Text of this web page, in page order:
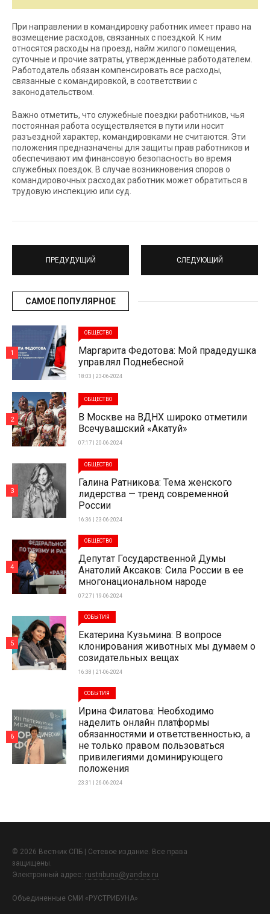
При направлении в командировку работник имеет право на
возмещение расходов, связанных с поездкой. К ним
относятся расходы на проезд, найм жилого помещения,
суточные и прочие затраты, утвержденные работодателем.
Работодатель обязан компенсировать все расходы,
связанные с командировкой, в соответствии с
законодательством.
Важно отметить, что служебные поездки работников, чья
постоянная работа осуществляется в пути или носит
разъездной характер, командировками не считаются. Эти
положения предназначены для защиты прав работников и
обеспечивают им финансовую безопасность во время
служебных поездок. В случае возникновения споров о
командировочных расходах работник может обратиться в
трудовую инспекцию или суд.
ПРЕДУДУЩИЙ СЛЕДУЮЩИЙ
САМОЕ ПОПУЛЯРНОЕ
ОБЩЕСТВО
Маргарита Федотова: Мой прадедушка
управлял Поднебесной
18:03 | 23-06-2024
1
ОБЩЕСТВО
В Москве на ВДНХ широко отметили
Всечувашский «Акатуй»
07:17 | 20-06-2024
2
ОБЩЕСТВО
Галина Ратникова: Тема женского
лидерства — тренд современной
России
16:36 | 23-06-2024
3
ОБЩЕСТВО
Депутат Государственной Думы
Анатолий Аксаков: Сила России в ее
многонациональном народе
07:27 | 19-06-2024
4
СОБЫТИЯ
Екатерина Кузьмина: В вопросе
клонирования животных мы думаем о
созидательных вещах
16:38 | 21-06-2024
5
СОБЫТИЯ
Ирина Филатова: Необходимо
наделить онлайн платформы
обязанностями и ответственностью, а
не только правом пользоваться
привилегиями доминирующего
положения
23:31 | 26-06-2024
6
© 2026 Вестник СПБ | Сетевое издание. Все права
защищены.
Электронный адрес: rustribuna@yandex.ru
Объединенные СМИ «РУСТРИБУНА»